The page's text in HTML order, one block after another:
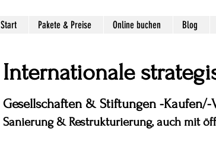
Start Pakete & Preise Online buchen Blog
Internationale
Gesellschaften & Stiftungen -Kaufen/-
Sanierung & Restrukturierung, auch mit